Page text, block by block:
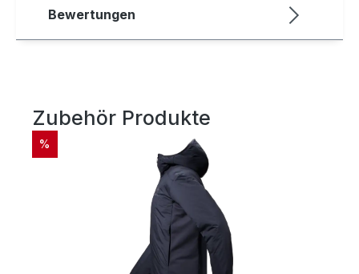
Bewertungen
Produktgalerie überspringen
Zubehör Produkte
RABATT
%